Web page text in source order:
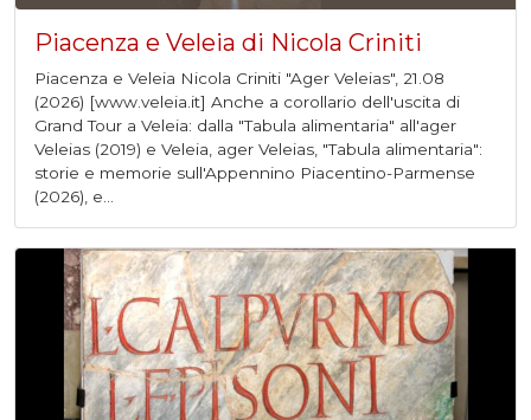
Piacenza e Veleia di Nicola Criniti
Piacenza e Veleia Nicola Criniti "Ager Veleias", 21.08
(2026) [www.veleia.it] Anche a corollario dell'uscita di
Grand Tour a Veleia: dalla "Tabula alimentaria" all'ager
Veleias (2019) e Veleia, ager Veleias, "Tabula alimentaria":
storie e memorie sull'Appennino Piacentino-Parmense
(2026), e...